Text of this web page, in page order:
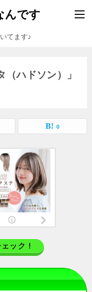
んです
てます♪
（ハドソン）」
0
ック！